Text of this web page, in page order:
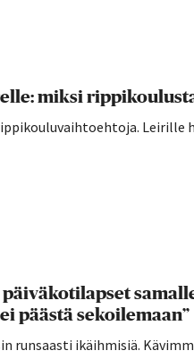
miksi
Leirille
päästä sekoilemaan”
runsaasti ikäihmisiä.